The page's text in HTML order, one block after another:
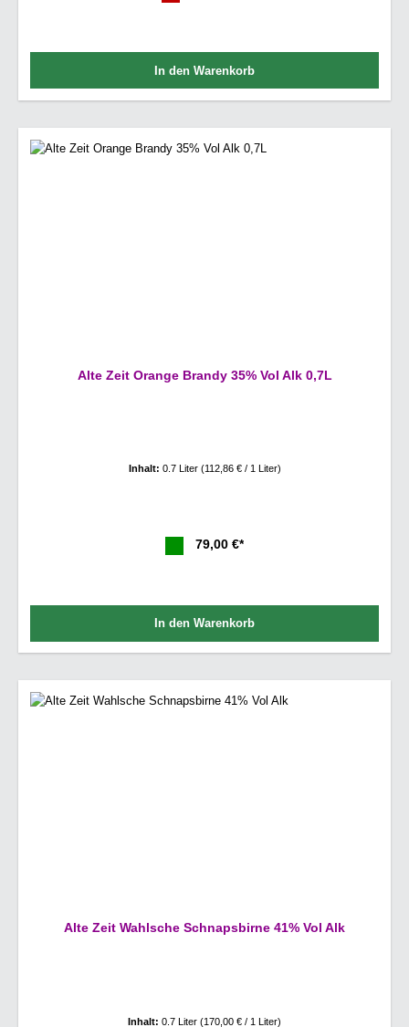
In den Warenkorb
Alte Zeit Orange Brandy 35% Vol Alk 0,7L
Inhalt: 0.7 Liter (112,86 € / 1 Liter)
79,00 €*
In den Warenkorb
Alte Zeit Wahlsche Schnapsbirne 41% Vol Alk
Inhalt: 0.7 Liter (170,00 € / 1 Liter)